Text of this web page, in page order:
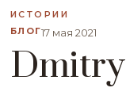
ИСТОРИИ
БЛОГ17 мая 2021
Dmitry